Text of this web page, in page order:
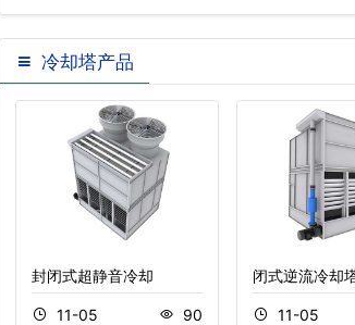
…
冷却塔产品
封闭式超静音冷却
11-05 90
闭式逆流冷却
11-05